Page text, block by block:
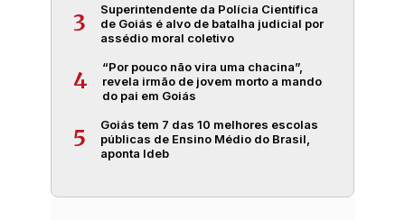
3
Superintendente da Polícia Científica
de Goiás é alvo de batalha judicial por
assédio moral coletivo
4
“Por pouco não vira uma chacina”,
revela irmão de jovem morto a mando
do pai em Goiás
5
Goiás tem 7 das 10 melhores escolas
públicas de Ensino Médio do Brasil,
aponta Ideb